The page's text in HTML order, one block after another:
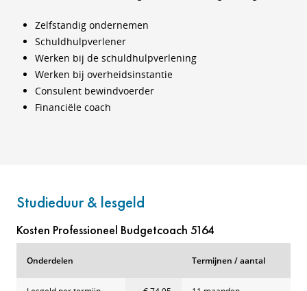
Zelfstandig ondernemen
Schuldhulpverlener
Werken bij de schuldhulpverlening
Werken bij overheidsinstantie
Consulent bewindvoerder
Financiële coach
Studieduur & lesgeld
Kosten Professioneel Budgetcoach 5164
Onderdelen Termijnen / aantal